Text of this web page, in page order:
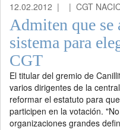
12.02.2012 | | CGT
Admiten que se
sistema para
CGT
El titular del gremio de
varios dirigentes de la
reformar el estatuto para
participen en la votación.
organizaciones grandes